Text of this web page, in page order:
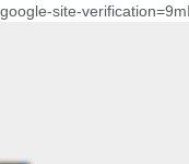
google-site-